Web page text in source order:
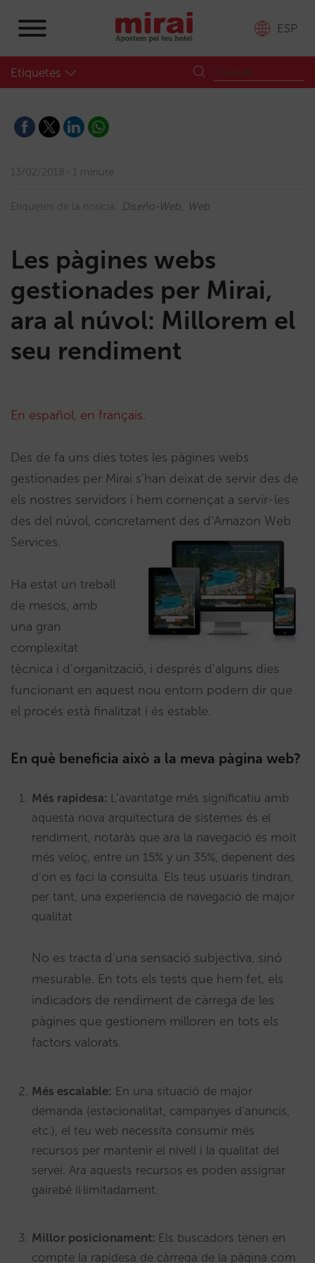
ESP
Etiquetes
13/02/2018 1 minute
Etiquetes de la notícia: Diseño-Web Web
Les pàgines webs
gestionades per Mirai,
ara al núvol: Millorem el
seu rendiment
En español, en français.
Des de fa uns dies totes les pàgines webs
gestionades per Mirai s’han deixat de servir des de
els nostres servidors i hem començat a servir-les
des del núvol, concretament des d’Amazon Web
Services.
Ha estat un treball
de mesos, amb
una gran
complexitat
tècnica i d’organització, i després d’alguns dies
funcionant en aquest nou entorn podem dir que
el procés està finalitzat i és estable.
En què beneficia això a la meva pàgina web?
Més rapidesa: L’avantatge més significatiu amb
aquesta nova arquitectura de sistemes és el
rendiment, notaràs que ara la navegació és molt
més veloç, entre un 15% y un 35%, depenent des
d’on es faci la consulta. Els teus usuaris tindran,
per tant, una experiencia de navegació de major
qualitat.
No es tracta d’una sensació subjectiva, sinó
mesurable. En tots els tests que hem fet, els
indicadors de rendiment de càrrega de les
pàgines que gestionem milloren en tots els
factors valorats.
Més escalable: En una situació de major
demanda (estacionalitat, campanyes d’anuncis,
etc.), el teu web necessita consumir més
recursos per mantenir el nivell i la qualitat del
servei. Ara aquests recursos es poden assignar
gairebé il·limitadament.
Millor posicionament: Els buscadors tenen en
compte la rapidesa de càrrega de la pàgina com